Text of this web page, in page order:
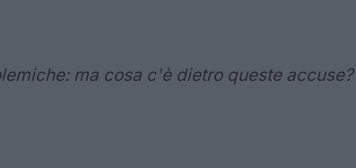
ma cosa c'è dietro queste accuse?